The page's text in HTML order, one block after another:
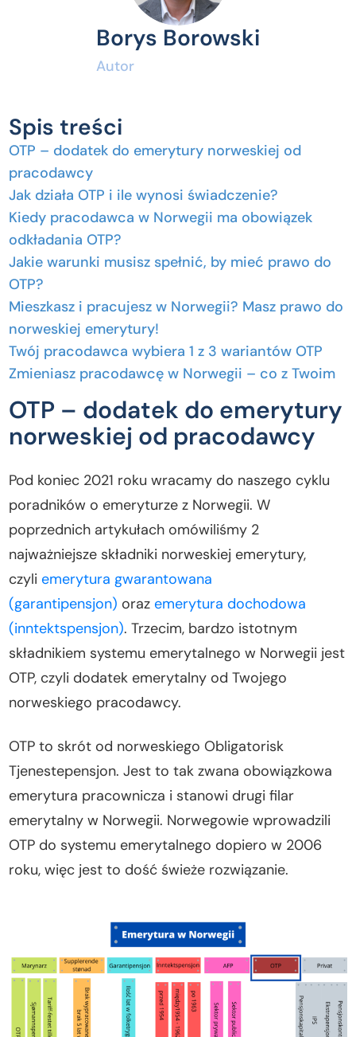
Borys Borowski
Autor
Spis treści
OTP – dodatek do emerytury norweskiej od
pracodawcy
Jak działa OTP i ile wynosi świadczenie?
Kiedy pracodawca w Norwegii ma obowiązek
odkładania OTP?
Jakie warunki musisz spełnić, by mieć prawo do
OTP?
Mieszkasz i pracujesz w Norwegii? Masz prawo do
norweskiej emerytury!
Twój pracodawca wybiera 1 z 3 wariantów OTP
Zmieniasz pracodawcę w Norwegii – co z Twoim
OTP?
OTP a emerytura z Norwegii – zasady wypłacania
środków
składki?
Dziedziczenie kapitału z OTP w wypadku śmierci
Podsumowanie
OTP – dodatek do emerytury
norweskiej od pracodawcy
Pod koniec 2021 roku wracamy do naszego cyklu
poradników o emeryturze z Norwegii. W
poprzednich artykułach omówiliśmy 2
najważniejsze składniki norweskiej emerytury,
czyliemerytura gwarantowana
(garantipensjon) orazemerytura dochodowa
(inntektspensjon). Trzecim, bardzo istotnym
składnikiem systemu emerytalnego w Norwegii jest
OTP, czyli dodatek emerytalny od Twojego
norweskiego pracodawcy.
OTP to skrót od norweskiego Obligatorisk
Tjenestepensjon. Jest to tak zwana obowiązkowa
emerytura pracownicza i stanowi drugi filar
emerytalny w Norwegii. Norwegowie wprowadzili
OTP do systemu emerytalnego dopiero w 2006
roku, więc jest to dość świeże rozwiązanie.